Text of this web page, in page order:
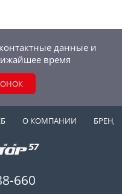
данные и
время
О КОМПАНИИ
660